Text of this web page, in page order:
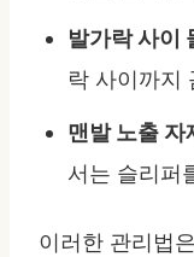
발가락 사이
락 사이까지
맨발 노출 자
서는 슬리퍼
이러한 관리법은